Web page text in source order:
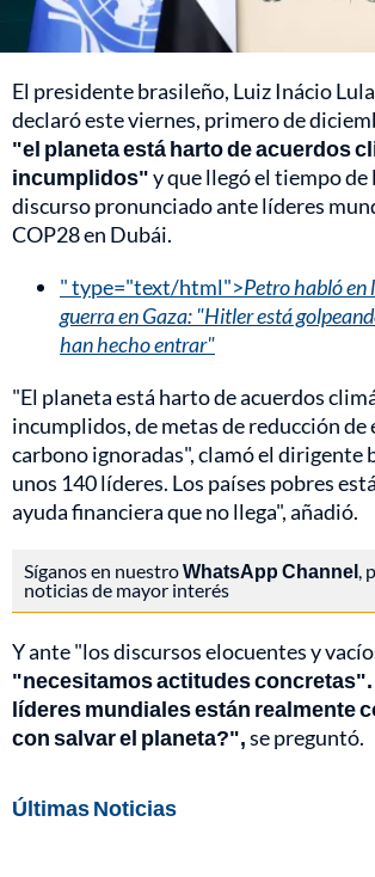
El presidente brasileño, Luiz Inácio
declaró este viernes, primero de
"el planeta está harto de acuerdos
incumplidos"y que llegó el tiempo de
discurso pronunciado ante líderes
COP28 en Dubái.
" type="text/html">Petro habló en
guerra en Gaza: "Hitler está
han hecho entrar"
"El planeta está harto de acuerdos
incumplidos, de metas de reducción de
carbono ignoradas", clamó el dirigente
unos 140 líderes. Los países pobres
ayuda financiera que no llega", añadió.
Síganos en nuestroWhatsApp Channel ,
noticias de mayor interés
Y ante "los discursos elocuentes y
"necesitamos actitudes
líderes mundiales están realmente
con salvar el planeta?",se preguntó.
Últimas Noticias